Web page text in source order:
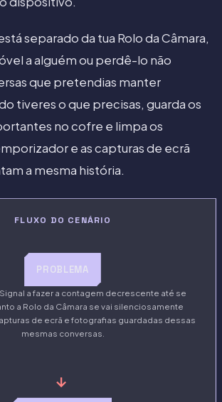
separado da tua Rolo da Câmara,
a alguém ou perdê-lo não
que pretendias manter
tiveres o que precisas, guarda os
no cofre e limpa os
e as capturas de ecrã
a mesma história.
FLUXO DO CENÁRIO
PROBLEMA
a fazer a contagem decrescente até se
a Rolo da Câmara se vai silenciosamente
de ecrã e fotografias guardadas dessas
mesmas conversas.
→